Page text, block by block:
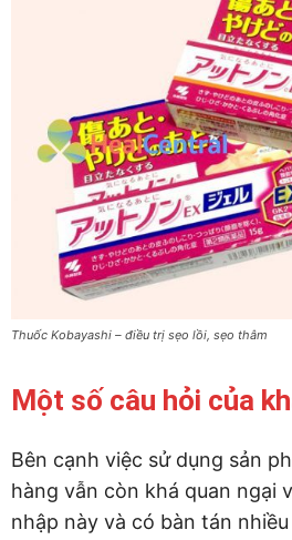
Thuốc Kobayashi – điều trị sẹo lồi, sẹo thâm
Một số câu hỏi của
Bên cạnh việc sử dụng sản
hàng vẫn còn khá quan ngại
nhập này và có bàn tán